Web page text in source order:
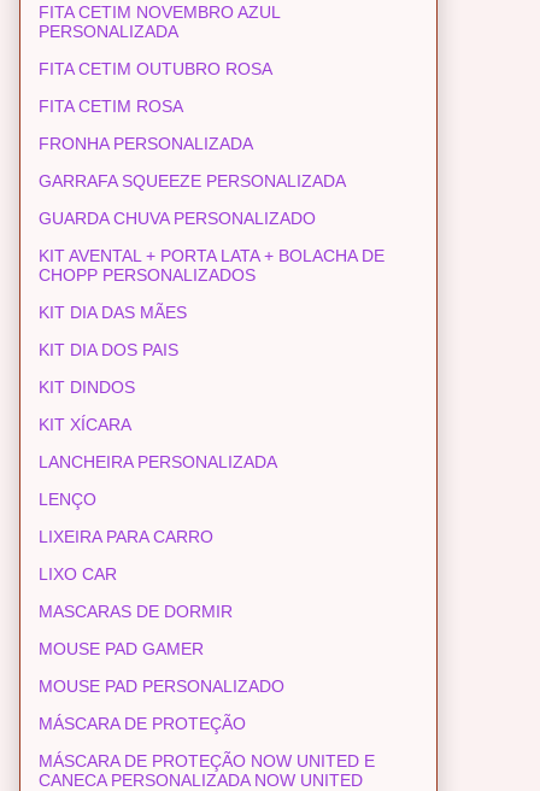
FITA CETIM NOVEMBRO AZUL
PERSONALIZADA
FITA CETIM OUTUBRO ROSA
FITA CETIM ROSA
FRONHA PERSONALIZADA
GARRAFA SQUEEZE PERSONALIZADA
GUARDA CHUVA PERSONALIZADO
KIT AVENTAL + PORTA LATA + BOLACHA DE
CHOPP PERSONALIZADOS
KIT DIA DAS MÃES
KIT DIA DOS PAIS
KIT DINDOS
KIT XÍCARA
LANCHEIRA PERSONALIZADA
LENÇO
LIXEIRA PARA CARRO
LIXO CAR
MASCARAS DE DORMIR
MOUSE PAD GAMER
MOUSE PAD PERSONALIZADO
MÁSCARA DE PROTEÇÃO
MÁSCARA DE PROTEÇÃO NOW UNITED E
CANECA PERSONALIZADA NOW UNITED